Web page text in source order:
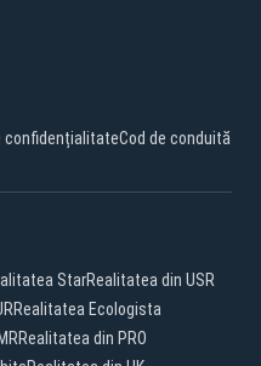
confidențialitateCod de conduită
StarRealitatea din USR
Realitatea Ecologista
Realitatea din PRO